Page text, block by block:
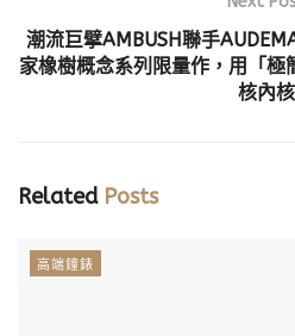
潮流巨擘AMBUSH聯手
家橡樹概念系列限量作，用「
核內核
RelatedPosts
高端鐘錶